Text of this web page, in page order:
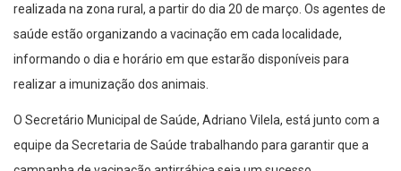
realizada na zona rural, a partir do dia 20 de março. Os agentes de
saúde estão organizando a vacinação em cada localidade,
informando o dia e horário em que estarão disponíveis para
realizar a imunização dos animais.
O Secretário Municipal de Saúde, Adriano Vilela, está junto com a
equipe da Secretaria de Saúde trabalhando para garantir que a